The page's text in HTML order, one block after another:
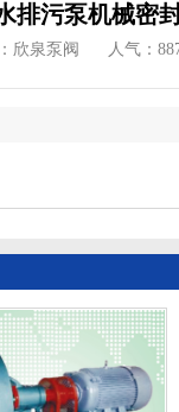
排污泵机械密
欣泉泵阀 人气：